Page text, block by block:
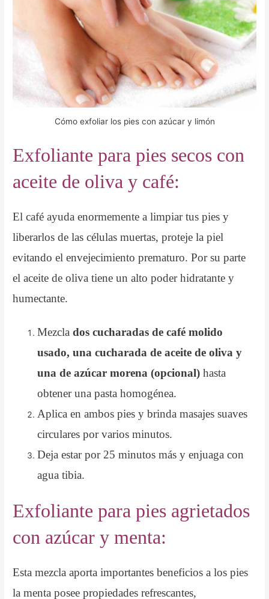
Cómo exfoliar los pies con azúcar y limón
Exfoliante para pies secos con
aceite de oliva y café:
El café ayuda enormemente a limpiar tus pies y
liberarlos de las células muertas, proteje la piel
evitando el envejecimiento prematuro. Por su parte
el aceite de oliva tiene un alto poder hidratante y
humectante.
Mezclados cucharadas de café molido
usado, una cucharada de aceite de oliva y
una de azúcar morena (opcional) hasta
obtener una pasta homogénea.
Aplica en ambos pies y brinda masajes suaves
circulares por varios minutos.
Deja estar por 25 minutos más y enjuaga con
agua tibia.
Exfoliante para pies agrietados
con azúcar y menta:
Esta mezcla aporta importantes beneficios a los pies
la menta posee propiedades refrescantes,